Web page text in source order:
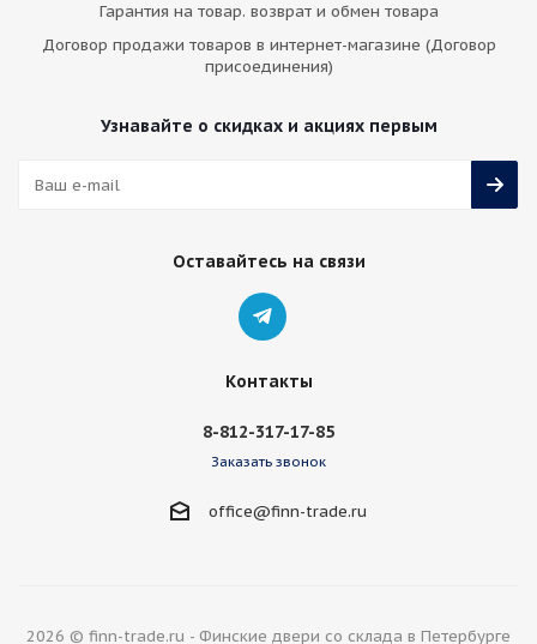
Гарантия на товар. возврат и обмен товара
Договор продажи товаров в интернет-магазине (Договор
присоединения)
Узнавайте о скидках и акциях первым
Оставайтесь на связи
Контакты
8-812-317-17-85
Заказать звонок
office@finn-trade.ru
2026 © finn-trade.ru - Финские двери со склада в Петербурге